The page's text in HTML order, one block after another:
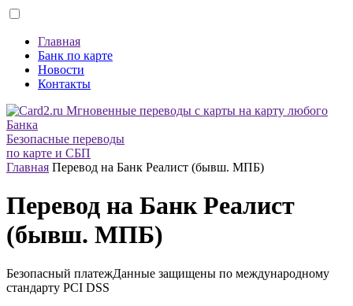
Главная
Банк по карте
Новости
Контакты
Безопасные переводы
по карте и СБП
Главная Перевод на Банк Реалист (бывш. МПБ)
Перевод на Банк Реалист
(бывш. МПБ)
Безопасный платежДанные защищены по международному
стандарту PCI DSS